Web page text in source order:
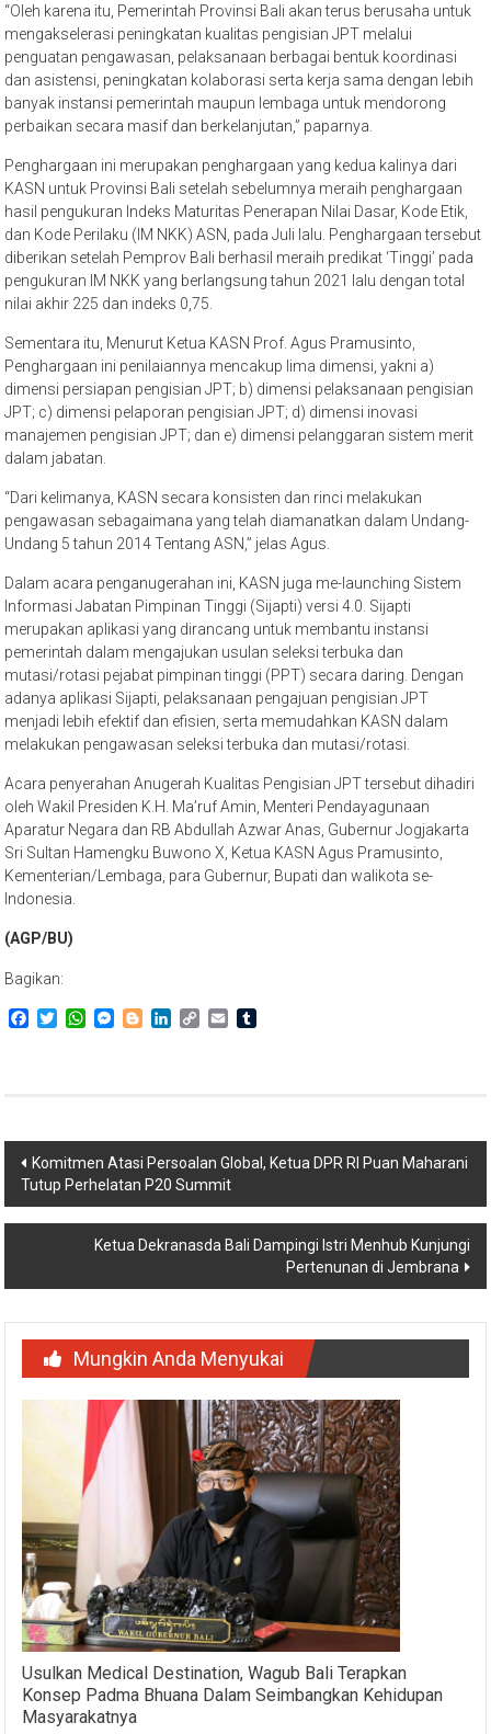
“Oleh karena itu, Pemerintah Provinsi Bali akan terus berusaha untuk
mengakselerasi peningkatan kualitas pengisian JPT melalui
penguatan pengawasan, pelaksanaan berbagai bentuk koordinasi
dan asistensi, peningkatan kolaborasi serta kerja sama dengan lebih
banyak instansi pemerintah maupun lembaga untuk mendorong
perbaikan secara masif dan berkelanjutan,” paparnya.
Penghargaan ini merupakan penghargaan yang kedua kalinya dari
KASN untuk Provinsi Bali setelah sebelumnya meraih penghargaan
hasil pengukuran Indeks Maturitas Penerapan Nilai Dasar, Kode Etik,
dan Kode Perilaku (IM NKK) ASN, pada Juli lalu. Penghargaan tersebut
diberikan setelah Pemprov Bali berhasil meraih predikat ‘Tinggi’ pada
pengukuran IM NKK yang berlangsung tahun 2021 lalu dengan total
nilai akhir 225 dan indeks 0,75.
Sementara itu, Menurut Ketua KASN Prof. Agus Pramusinto,
Penghargaan ini penilaiannya mencakup lima dimensi, yakni a)
dimensi persiapan pengisian JPT; b) dimensi pelaksanaan pengisian
JPT; c) dimensi pelaporan pengisian JPT; d) dimensi inovasi
manajemen pengisian JPT; dan e) dimensi pelanggaran sistem merit
dalam jabatan.
“Dari kelimanya, KASN secara konsisten dan rinci melakukan
pengawasan sebagaimana yang telah diamanatkan dalam Undang-
Undang 5 tahun 2014 Tentang ASN,” jelas Agus.
Dalam acara penganugerahan ini, KASN juga me-launching Sistem
Informasi Jabatan Pimpinan Tinggi (Sijapti) versi 4.0. Sijapti
merupakan aplikasi yang dirancang untuk membantu instansi
pemerintah dalam mengajukan usulan seleksi terbuka dan
mutasi/rotasi pejabat pimpinan tinggi (PPT) secara daring. Dengan
adanya aplikasi Sijapti, pelaksanaan pengajuan pengisian JPT
menjadi lebih efektif dan efisien, serta memudahkan KASN dalam
melakukan pengawasan seleksi terbuka dan mutasi/rotasi.
Acara penyerahan Anugerah Kualitas Pengisian JPT tersebut dihadiri
oleh Wakil Presiden K.H. Ma’ruf Amin, Menteri Pendayagunaan
Aparatur Negara dan RB Abdullah Azwar Anas, Gubernur Jogjakarta
Sri Sultan Hamengku Buwono X, Ketua KASN Agus Pramusinto,
Kementerian/Lembaga, para Gubernur, Bupati dan walikota se-
Indonesia.
(AGP/BU)
Bagikan:
Facebook
TwitterWhatsApp
Messenger
BloggerLinkedIn
CopyEmail
Navigasi
pos
Komitmen Atasi Persoalan Global, Ketua DPR RI Puan Maharani
Tutup Perhelatan P20 Summit
Ketua Dekranasda Bali Dampingi Istri Menhub Kunjungi
Pertenunan di Jembrana
Mungkin Anda Menyukai
Usulkan Medical Destination, Wagub Bali Terapkan
Konsep Padma Bhuana Dalam Seimbangkan Kehidupan
Masyarakatnya